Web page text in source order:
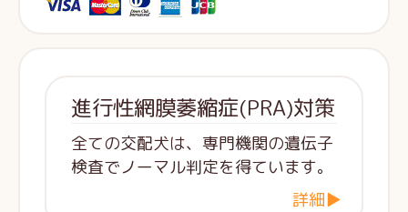
進行性網膜萎縮症(PRA)対策
全ての交配犬は、専門機関の遺伝子
検査でノーマル判定を得ています。
詳細▶